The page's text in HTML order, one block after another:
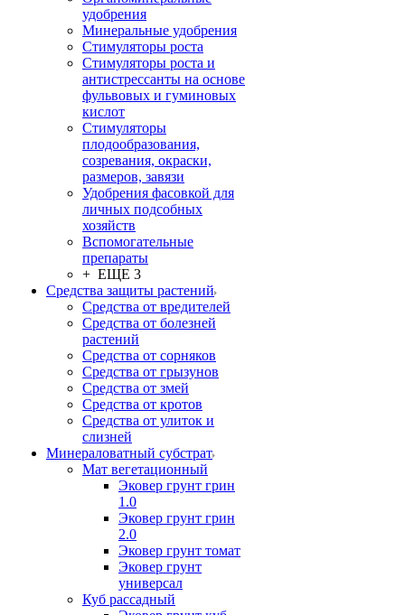
удобрения
Минеральные удобрения
Стимуляторы роста
Стимуляторы роста и
антистрессанты на основе
фульвовых и гуминовых
кислот
Стимуляторы
плодообразования,
созревания, окраски,
размеров, завязи
Удобрения фасовкой для
личных подсобных
хозяйств
Вспомогательные
препараты
+ ЕЩЕ 3
Средства защиты растений
Средства от вредителей
Средства от болезней
растений
Средства от сорняков
Средства от грызунов
Средства от змей
Средства от кротов
Средства от улиток и
слизней
Минераловатный субстрат
Мат вегетационный
Эковер грунт грин
1.0
Эковер грунт грин
2.0
Эковер грунт томат
Эковер грунт
универсал
Куб рассадный